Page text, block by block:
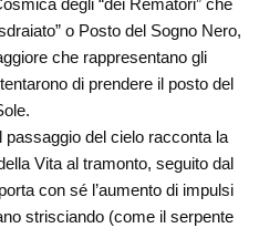
degli “dei Rematori” che
o Posto del Sogno Nero,
che rappresentano gli
di prendere il posto del
del cielo racconta la
Vita al tramonto, seguito dal
con sé l’aumento di impulsi
strisciando (come il serpente